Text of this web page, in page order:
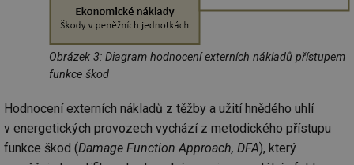
Obrázek 3: Diagram hodnocení externích nákladů přístupem
funkce škod
Hodnocení externích nákladů z těžby a užití hnědého uhlí
v energetických provozech vychází z metodického přístupu
funkce škod (Damage Function Approach, DFA), který